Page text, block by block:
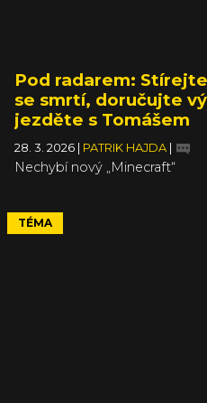
Pod radarem:
se smrtí, doručujte
jezděte s Tomášem
28. 3. 2026 PATRIK HAJDA
Nechybí nový „Minecraft“
TÉMA